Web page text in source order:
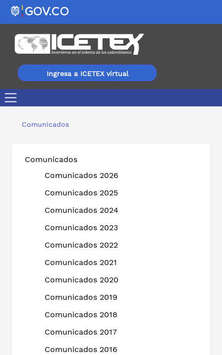
Ingresa a ICETEX virtual
Comunicados
Comunicados
Comunicados 2026
Comunicados 2025
Comunicados 2024
Comunicados 2023
Comunicados 2022
Comunicados 2021
Comunicados 2020
Comunicados 2019
Comunicados 2018
Comunicados 2017
Comunicados 2016